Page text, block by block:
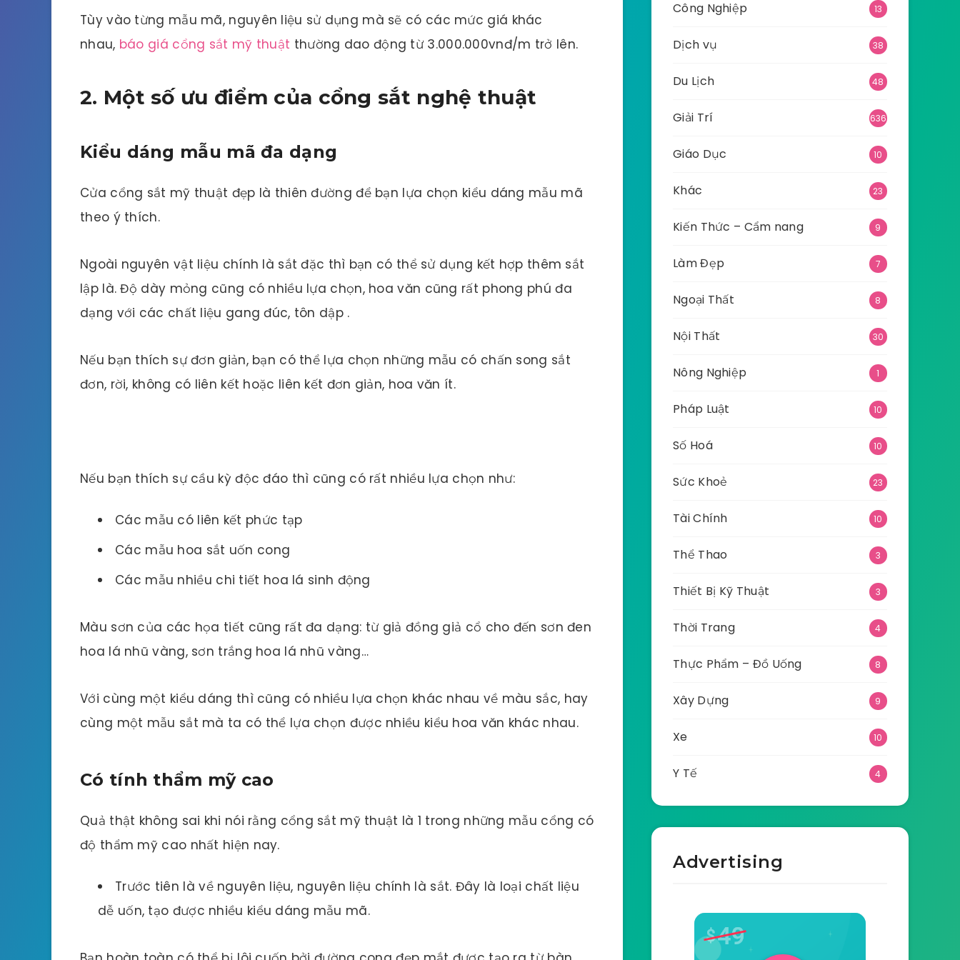
Tùy vào từng mẫu mã, nguyên liệu sử dụng mà sẽ có các mức giá khác
nhau, báo giá cổng sắt mỹ thuật thường dao động từ 3.000.000vnđ/m trở lên.
2. Một số ưu điểm của cổng sắt nghệ thuật
Kiểu dáng mẫu mã đa dạng
Cửa cổng sắt mỹ thuật đẹp là thiên đường để bạn lựa chọn kiểu dáng mẫu mã
theo ý thích.
Ngoài nguyên vật liệu chính là sắt đặc thì bạn có thể sử dụng kết hợp thêm sắt
lập là. Độ dày mỏng cũng có nhiều lựa chọn, hoa văn cũng rất phong phú đa
dạng với các chất liệu gang đúc, tôn dập .
Nếu bạn thích sự đơn giản, bạn có thể lựa chọn những mẫu có chấn song sắt
đơn, rời, không có liên kết hoặc liên kết đơn giản, hoa văn ít.
Nếu bạn thích sự cầu kỳ độc đáo thì cũng có rất nhiều lựa chọn như:
Các mẫu có liên kết phức tạp
Các mẫu hoa sắt uốn cong
Các mẫu nhiều chi tiết hoa lá sinh động
Màu sơn của các họa tiết cũng rất đa dạng: từ giả đồng giả cổ cho đến sơn đen
hoa lá nhũ vàng, sơn trắng hoa lá nhũ vàng…
Với cùng một kiểu dáng thì cũng có nhiều lựa chọn khác nhau về màu sắc, hay
cùng một mẫu sắt mà ta có thể lựa chọn được nhiều kiểu hoa văn khác nhau.
Có tính thẩm mỹ cao
Quả thật không sai khi nói rằng cổng sắt mỹ thuật là 1 trong những mẫu cổng có
độ thẩm mỹ cao nhất hiện nay.
Trước tiên là về nguyên liệu, nguyên liệu chính là sắt. Đây là loại chất liệu
dễ uốn, tạo được nhiều kiểu dáng mẫu mã.
Công Nghiệp 13
Dịch vụ 38
Du Lịch 48
Giải Trí 636
Giáo Dục 10
Khác 23
Kiến Thức – Cẩm nang 9
Làm Đẹp 7
Ngoại Thất 8
Nội Thất 30
Nông Nghiệp 1
Pháp Luật 10
Số Hoá 10
Sức Khoẻ 23
Tài Chính 10
Thể Thao 3
Thiết Bị Kỹ Thuật 3
Thời Trang 4
Thực Phẩm – Đồ Uống 8
Xây Dựng 9
Xe 10
Y Tế 4
Advertising